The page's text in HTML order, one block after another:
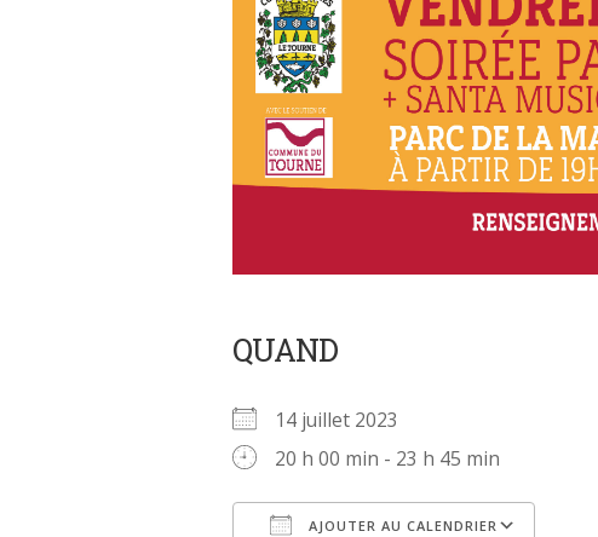
QUAND
14 juillet 2023
20 h 00 min - 23 h 45 min
AJOUTER AU CALENDRIER